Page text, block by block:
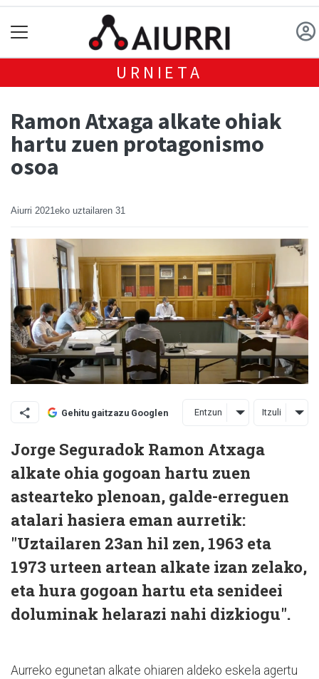
URNIETA
Ramon Atxaga alkate ohiak
hartu zuen protagonismo
osoa
Aiurri 2021eko uztailaren 31
Gehitu gaitzazu Googlen Entzun Itzuli
Jorge Seguradok Ramon Atxaga
alkate ohia gogoan hartu zuen
astearteko plenoan, galde-erreguen
atalari hasiera eman aurretik:
"Uztailaren 23an hil zen, 1963 eta
1973 urteen artean alkate izan zelako,
eta hura gogoan hartu eta senideei
doluminak helarazi nahi dizkiogu".
Aurreko egunetan alkate ohiaren aldeko eskela agertu